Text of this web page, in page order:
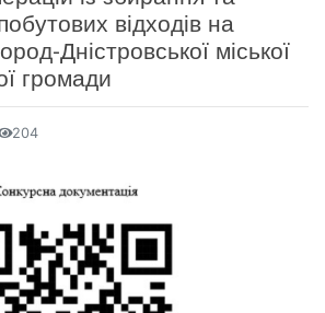
відходів на
Дністровської міської
громади
204